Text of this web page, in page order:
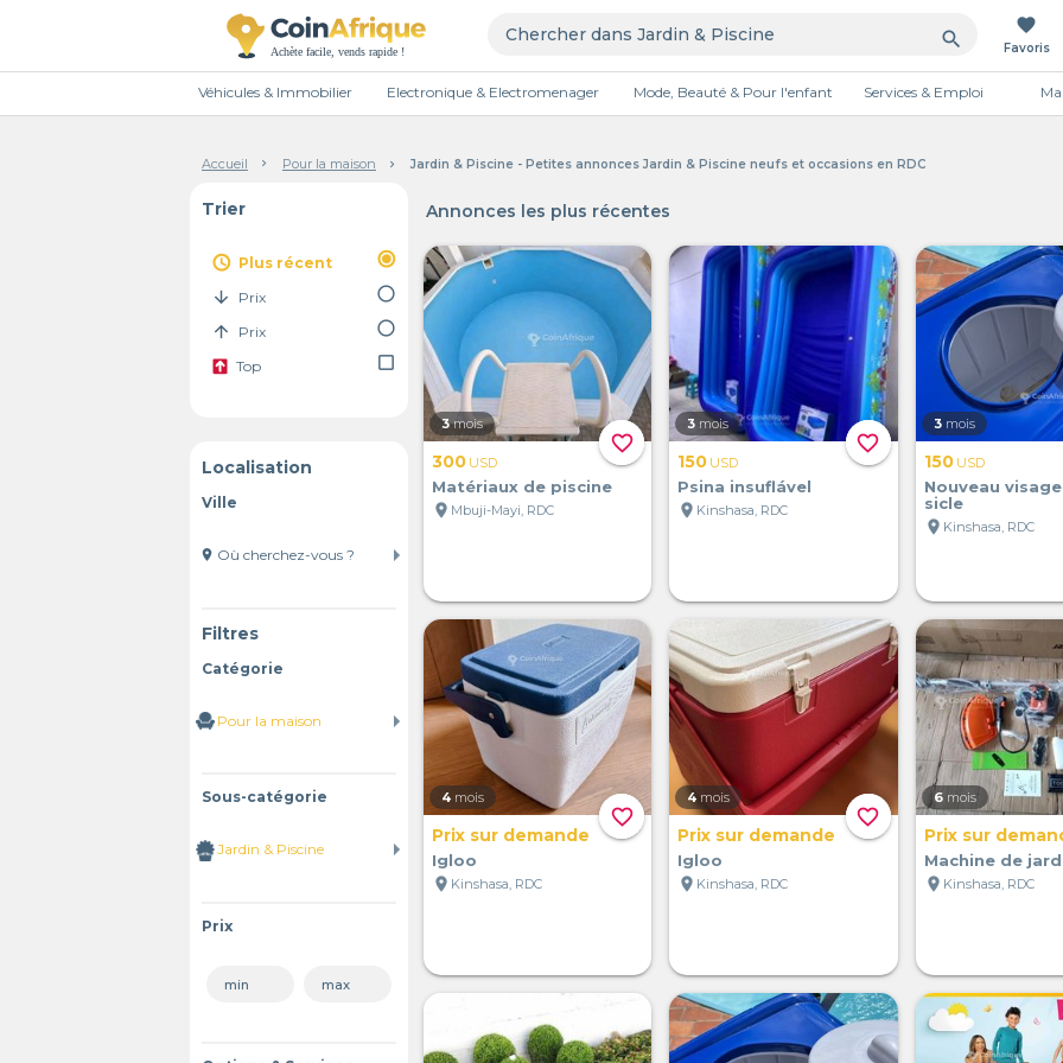
search
favorite
Favoris
Véhicules & Immobilier Electronique & Electromenager Mode, Beauté & Pour l'enfant Services & Emploi
Accueil Pour la maison Jardin & Piscine - Petites annonces Jardin & Piscine neufs et occasions en RDC
Trier
access_time Plus récent
radio_button_checked
arrow_downward
Prix
radio_button_unchecked
arrow_upward
Prix radio_button_unchecked
Top check_box_outline_blank
Localisation
Ville
location_on
Filtres
Catégorie
Sous-catégorie
Prix
Annonces les plus récentes
favorite_border
3 mois
300 USD
Matériaux de piscine
location_on Mbuji-Mayi, RDC
favorite_border
3 mois
150 USD
Psina insuflável
location_on Kinshasa, RDC
3 mois
150 USD
Nouveau
sicle
location_on Kinshasa, RDC
favorite_border
4 mois
Prix sur demande
Igloo
location_on Kinshasa, RDC
favorite_border
4 mois
Prix sur demande
Igloo
location_on Kinshasa, RDC
6 mois
Prix sur
Machine de
location_on Kinshasa, RDC